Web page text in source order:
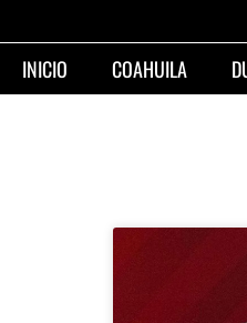
INICIO COAHUILA